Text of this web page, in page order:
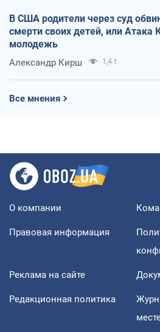
В США родители через суд
смерти своих детей, или Атака
молодежь
Александр Кирш 1,4 т.
Все мнения
О компании
Правовая информация
Реклама на сайте
Редакционная политика